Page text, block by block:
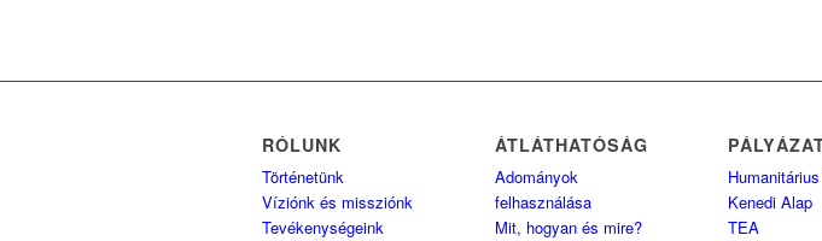
RÓLUNK
Történetünk
Víziónk és missziónk
Tevékenységeink
ÁTLÁTHATÓSÁG
Adományok
felhasználása
Mit, hogyan és mire?
Kenedi Alap
TEA